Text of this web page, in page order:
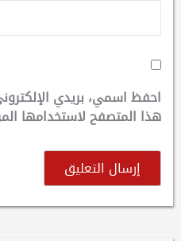
احفظ اسمي، بريدي
هذا المتصفح لاستخدامها